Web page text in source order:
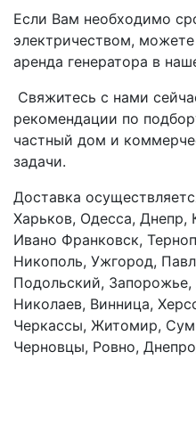
Если Вам необходимо
электричеством, можете
аренда генератора в
Свяжитесь с нами
рекомендации по
частный дом и
задачи.
Доставка
Харьков, Одесса, Днепр,
Ивано Франковск,
Никополь, Ужгород,
Подольский, Запорожье,
Николаев, Винница,
Черкассы, Житомир,
Черновцы, Ровно,